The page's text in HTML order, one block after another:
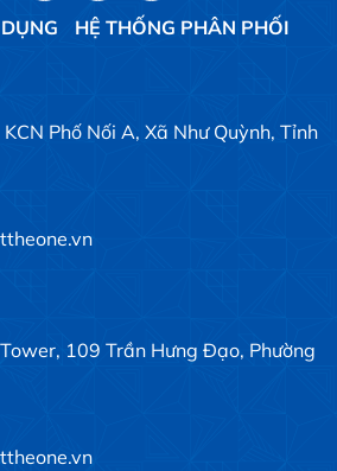
HỆ THỐNG PHÂN PHỐI
Phố Nối A, Xã Như Quỳnh, Tỉnh
109 Trần Hưng Đạo, Phường